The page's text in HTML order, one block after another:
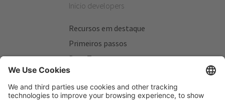
Inicio developers
Recursos em destaque
Primeiros passos
Beta Testers
Meus Planos